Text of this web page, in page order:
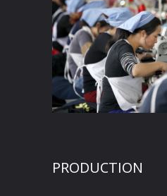
PRODUCTION